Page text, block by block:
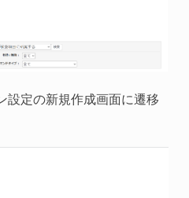
設定の新規作成画面に遷移